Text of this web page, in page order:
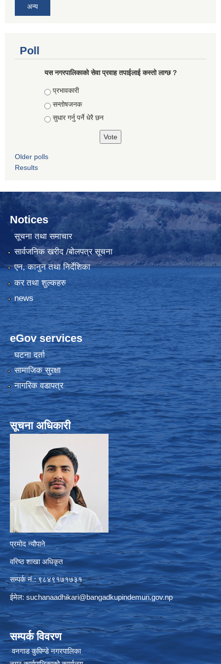
अन्य
Poll
यस नगरपालिकाको सेवा प्रवाह तपाईलाई कस्तो लाग्छ ?
Choices
प्रभावकारी
सन्तोषजनक
सुधार गर्नु पर्ने धेरै छन
Older polls
Results
Notices
सूचना तथा समाचार
सार्वजनिक खरीद /बोलपत्र सूचना
एन, कानुन तथा निर्देशिका
कर तथा शुल्कहरु
news
eGov services
घटना दर्ता
सामाजिक सुरक्षा
नागरिक वडापत्र
सूचना अधिकारी
प्रमोद न्यौपाने
वरिष्ठ शाखा अधिकृत
सम्पर्क नं.: ९८४९१७१७३१
ईमेल: suchanaadhikari@bangadkupindemun.gov.np
सम्पर्क विवरण
वनगाड कुपिण्डे नगरपालिका